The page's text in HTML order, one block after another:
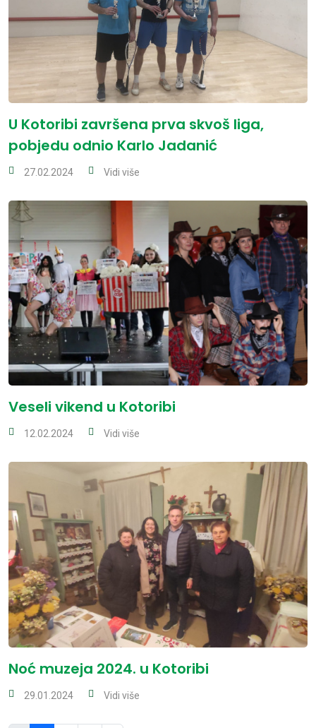
U Kotoribi završena prva skvoš liga,
pobjedu odnio Karlo Jadanić
27.02.2024 Vidi više
Veseli vikend u Kotoribi
12.02.2024 Vidi više
Noć muzeja 2024. u Kotoribi
29.01.2024 Vidi više